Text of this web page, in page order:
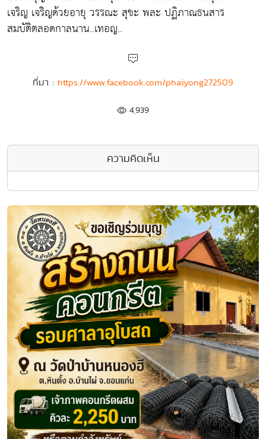
เจริญ เจริญด้วยอายุ วรรณะ สุขะ พละ ปฏิภาณธนสาร
สมบัติตลอดกาลนาน..เทอญ..
ที่มา : https://www.facebook.com/phaiyong272509
4,939
ความคิดเห็น